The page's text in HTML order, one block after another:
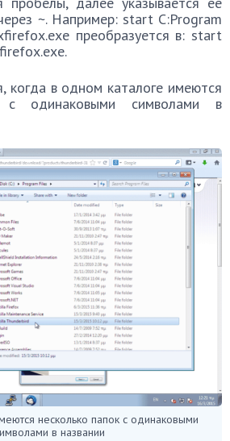
~. Например: start C:Program
преобразуется в: start
когда в одном каталоге имеются
с одинаковыми символами в
несколько папок с одинаковыми
в названии